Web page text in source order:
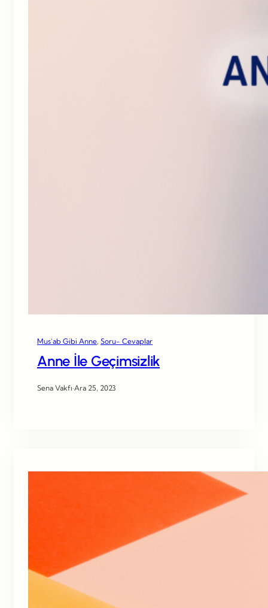
Mus’ab Gibi Anne Soru- Cevaplar
Anne İle Geçimsizlik
Sena Vakfı·Ara 25, 2023